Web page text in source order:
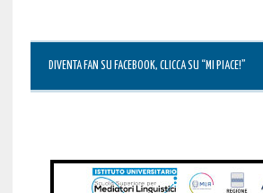
DIVENTA FAN SU FACEBOOK, CLICCA SU “MI PIACE!”